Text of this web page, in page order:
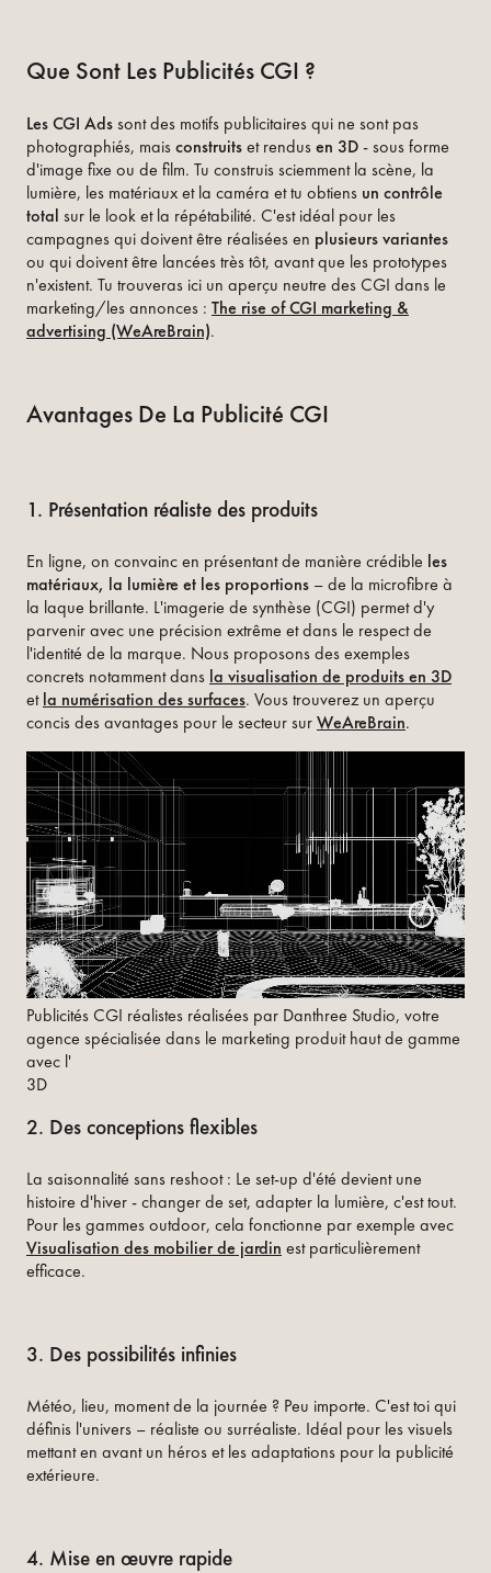
Que Sont Les Publicités CGI ?
Les CGI Adssont des motifs publicitaires qui ne sont pas
photographiés, maisconstruitset rendusen 3D- sous forme
d'image fixe ou de film. Tu construis sciemment la scène, la
lumière, les matériaux et la caméra et tu obtiens un contrôle
total sur le look et la répétabilité. C'est idéal pour les
campagnes qui doivent être réalisées en plusieurs variantes
ou qui doivent être lancées très tôt, avant que les prototypes
n'existent. Tu trouveras ici un aperçu neutre des CGI dans le
marketing/les annonces : The rise of CGI marketing &
advertising (WeAreBrain).
Avantages De La Publicité CGI
1. Présentation réaliste des produits
En ligne, on convainc en présentant de manière crédible les
matériaux, la lumière et les proportions – de la microfibre à
la laque brillante. L'imagerie de synthèse (CGI) permet d'y
parvenir avec une précision extrême et dans le respect de
l'identité de la marque. Nous proposons des exemples
concrets notamment dans la visualisation de produits en 3D
etla numérisation des surfaces. Vous trouverez un aperçu
concis des avantages pour le secteur surWeAreBrain.
Publicités CGI réalistes réalisées par Danthree Studio, votre
agence spécialisée dans le marketing produit haut de gamme
avec l'
3D ‍
2. Des conceptions flexibles
La saisonnalité sans reshoot : Le set-up d'été devient une
histoire d'hiver - changer de set, adapter la lumière, c'est tout.
Pour les gammes outdoor, cela fonctionne par exemple avec
Visualisation des mobilier de jardin est particulièrement
efficace.
3. Des possibilités infinies
Météo, lieu, moment de la journée ? Peu importe. C'est toi qui
définis l'univers – réaliste ou surréaliste. Idéal pour les visuels
mettant en avant un héros et les adaptations pour la publicité
extérieure.
4. Mise en œuvre rapide